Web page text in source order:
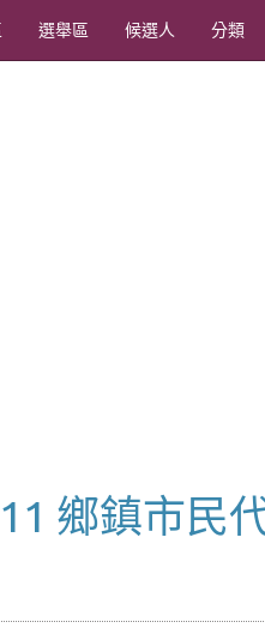
選舉區 候選人 分類
鄉鎮市民